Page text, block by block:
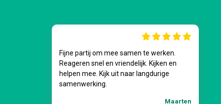
Fijne partij om mee samen te werken.
Reageren snel en vriendelijk. Kijken en
helpen mee. Kijk uit naar langdurige
samenwerking.
Maarten